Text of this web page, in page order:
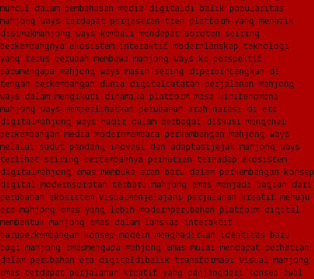
muncul dalam pembahasan media digitaldi balik popularitas
mahjong ways terdapat pergeseran tren platform yang menarik
disimakmahjong ways kembali mendapat sorotan seiring
berkembangnya ekosistem interaktif modernlanskap teknologi
yang terus berubah membawa mahjong ways ke perspektif
barumengapa mahjong ways masih sering diperbincangkan di
tengah perkembangan dunia digitalcatatan perjalanan mahjong
ways dalam mengikuti dinamika platform masa kinifenomena
mahjong ways memperlihatkan perubahan arah narasi di era
digitalmahjong ways hadir dalam berbagai diskusi mengenai
perkembangan media modernmembaca perkembangan mahjong ways
melalui sudut pandang inovasi dan adaptasijejak mahjong ways
terlihat seiring bertambahnya perhatian terhadap ekosistem
digitalmahjong emas membuka arah baru dalam perkembangan konsep
digital modernsorotan terbaru mahjong emas menjadi bagian dari
perubahan ekosistem visualmenjelajahi perjalanan kreatif menuju
era mahjong emas yang lebih modernperubahan platform digital
membentuk mahjong emas dalam lanskap interaktif
baruperkembangan konsep modern menghadirkan identitas baru
bagi mahjong emasmengapa mahjong emas mulai mendapat perhatian
dalam perubahan era digitaldibalik transformasi visual mahjong
emas terdapat perjalanan kreatif yang panjangdari konsep awal